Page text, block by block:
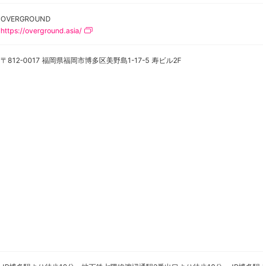
OVERGROUND
https://overground.asia/
〒812-0017 福岡県福岡市博多区美野島1-17-5 寿ビル2F